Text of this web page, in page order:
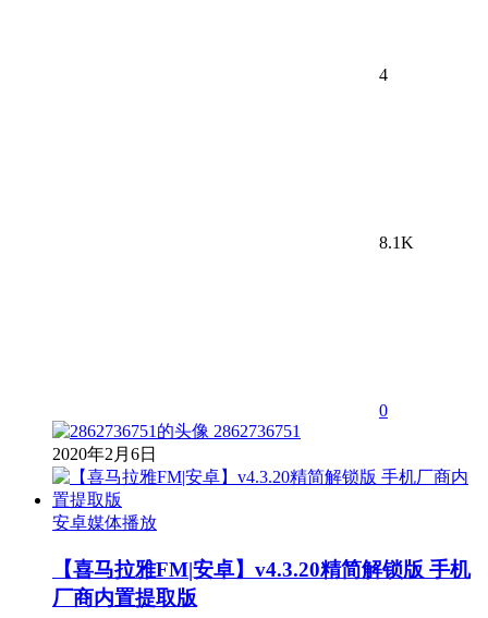
4
8.1K
0
2862736751
2020年2月6日
安卓媒体播放
【喜马拉雅FM|安卓】v4.3.20精简解锁版 手机
厂商内置提取版